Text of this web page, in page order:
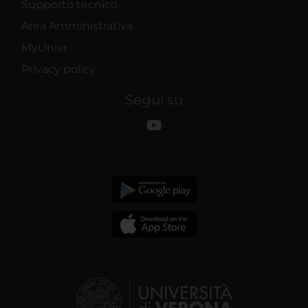
Supporto tecnico
Area Amministrativa
MyUnivr
Privacy policy
Segui su